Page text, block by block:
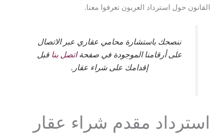
القانون حول استرداد العربون تعرفوا معنا.
ننصحك باستشارة محامي عقاري عبر الاتصال
على أرقامنا الموجودة في صفحةاتصل بنا قبل
إقدامك على شراء عقار.
استرداد مقدم شراء عقار